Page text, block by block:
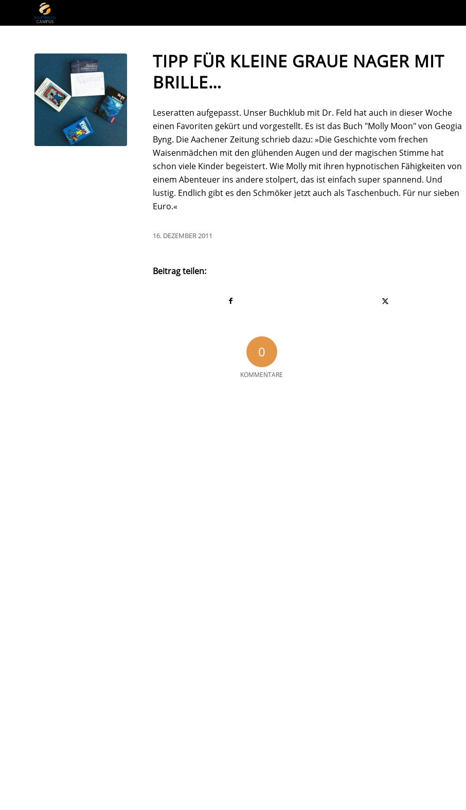
TIPP FÜR KLEINE GRAUE NAGER MIT
BRILLE…
Leseratten aufgepasst. Unser Buchklub mit Dr. Feld hat auch in dieser Woche
einen Favoriten gekürt und vorgestellt. Es ist das Buch "Molly Moon" von Geogia
Byng. Die Aachener Zeitung schrieb dazu: »Die Geschichte vom frechen
Waisenmädchen mit den glühenden Augen und der magischen Stimme hat
schon viele Kinder begeistert. Wie Molly mit ihren hypnotischen Fähigkeiten von
einem Abenteuer ins andere stolpert, das ist einfach super spannend. Und
lustig. Endlich gibt es den Schmöker jetzt auch als Taschenbuch. Für nur sieben
Euro.«
16. DEZEMBER 2011
Beitrag teilen:
0
KOMMENTARE